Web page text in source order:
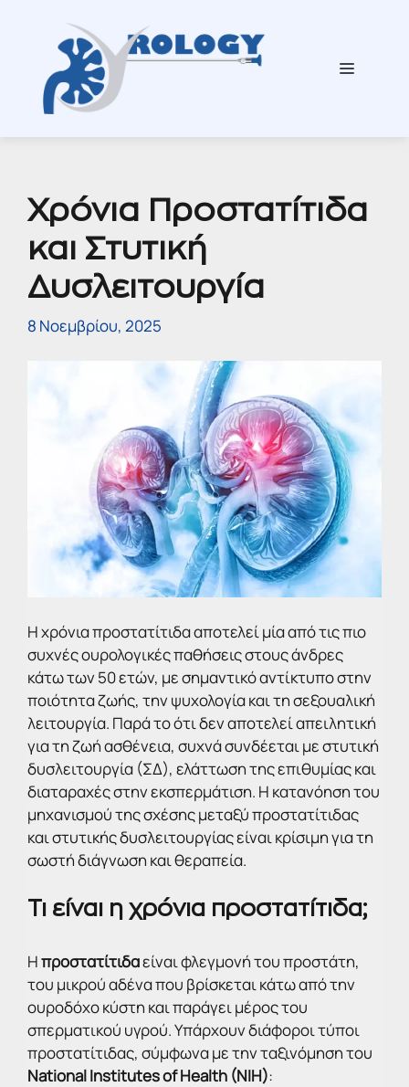
περιεχόμενο
Μενού
Χρόνια Προστατίτιδα
και Στυτική
Δυσλειτουργία
8 Νοεμβρίου, 2025
Η χρόνια προστατίτιδα αποτελεί μία από τις πιο
συχνές ουρολογικές παθήσεις στους άνδρες
κάτω των 50 ετών, με σημαντικό αντίκτυπο στην
ποιότητα ζωής, την ψυχολογία και τη σεξουαλική
λειτουργία. Παρά το ότι δεν αποτελεί απειλητική
για τη ζωή ασθένεια, συχνά συνδέεται με στυτική
δυσλειτουργία (ΣΔ), ελάττωση της επιθυμίας και
διαταραχές στην εκσπερμάτιση. Η κατανόηση του
μηχανισμού της σχέσης μεταξύ προστατίτιδας
και στυτικής δυσλειτουργίας είναι κρίσιμη για τη
σωστή διάγνωση και θεραπεία.
Τι είναι η χρόνια προστατίτιδα;
Ηπροστατίτιδαείναι φλεγμονή του προστάτη,
του μικρού αδένα που βρίσκεται κάτω από την
ουροδόχο κύστη και παράγει μέρος του
σπερματικού υγρού. Υπάρχουν διάφοροι τύποι
προστατίτιδας, σύμφωνα με την ταξινόμηση του
National Institutes of Health (NIH):